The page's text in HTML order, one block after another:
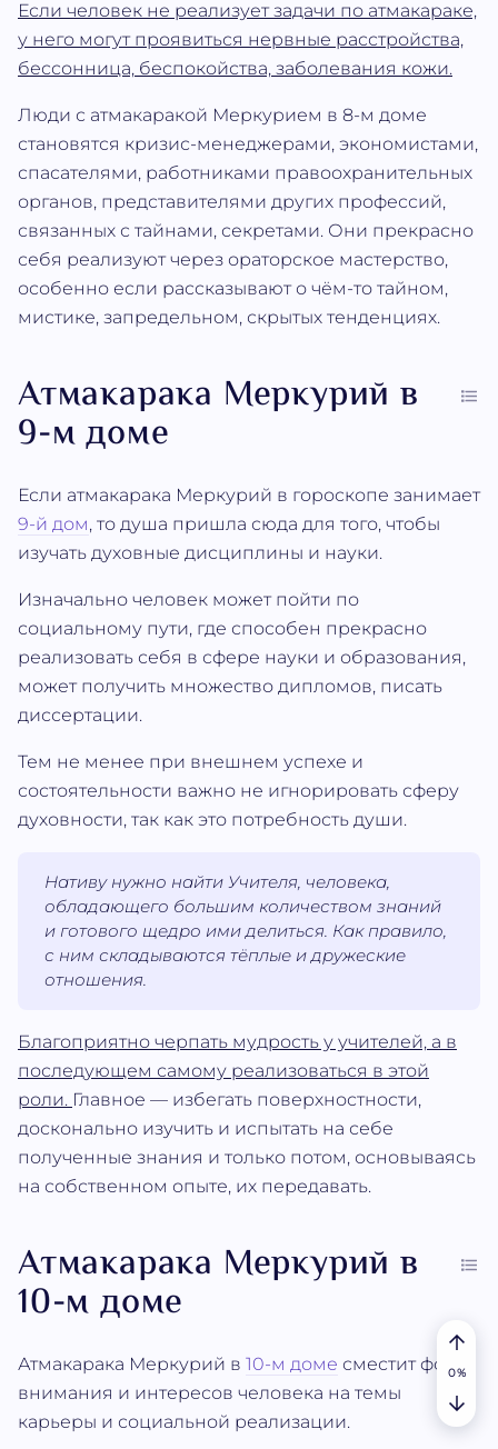
Если человек не реализует задачи по атмакараке,
у него могут проявиться нервные расстройства,
бессонница, беспокойства, заболевания кожи.
Люди с атмакаракой Меркурием в 8-м доме
становятся кризис-менеджерами, экономистами,
спасателями, работниками правоохранительных
органов, представителями других профессий,
связанных с тайнами, секретами. Они прекрасно
себя реализуют через ораторское мастерство,
особенно если рассказывают о чём-то тайном,
мистике, запредельном, скрытых тенденциях.
Атмакарака Меркурий в
9-м доме
Если атмакарака Меркурий в гороскопе занимает
9-й дом, то душа пришла сюда для того, чтобы
изучать духовные дисциплины и науки.
Изначально человек может пойти по
социальному пути, где способен прекрасно
реализовать себя в сфере науки и образования,
может получить множество дипломов, писать
диссертации.
Тем не менее при внешнем успехе и
состоятельности важно не игнорировать сферу
духовности, так как это потребность души.
Нативу нужно найти Учителя, человека,
обладающего большим количеством знаний
и готового щедро ими делиться. Как правило,
с ним складываются тёплые и дружеские
отношения.
Благоприятно черпать мудрость у учителей, а в
последующем самому реализоваться в этой
роли. Главное — избегать поверхностности,
досконально изучить и испытать на себе
полученные знания и только потом, основываясь
на собственном опыте, их передавать.
Атмакарака Меркурий в
10-м доме
Атмакарака Меркурий в 10-м доме сместит фокус
внимания и интересов человека на темы
карьеры и социальной реализации.